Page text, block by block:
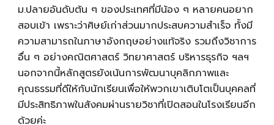
ม.ปลายอันดับต้น ๆ ของประเทศที่มีน้อง ๆ หลายคนอยาก
สอบเข้า เพราะว่าศิษย์เก่าส่วนมากประสบความสำเร็จ ทั้งมี
ความสามารถในภาษาอังกฤษอย่างแท้จริง รวมถึงวิชาการ
อื่น ๆ อย่างคณิตศาสตร์ วิทยาศาสตร์ บริหารธุรกิจ ฯลฯ
นอกจากนี้หลักสูตรยังเน้นการพัฒนาบุคลิกภาพและ
คุณธรรมที่ดีให้กับนักเรียนเพื่อให้พวกเขาเติบโตเป็นบุคคลที่
มีประสิทธิภาพในสังคมผ่านรายวิชาที่เปิดสอนในโรงเรียนอีก
ด้วยค่ะ